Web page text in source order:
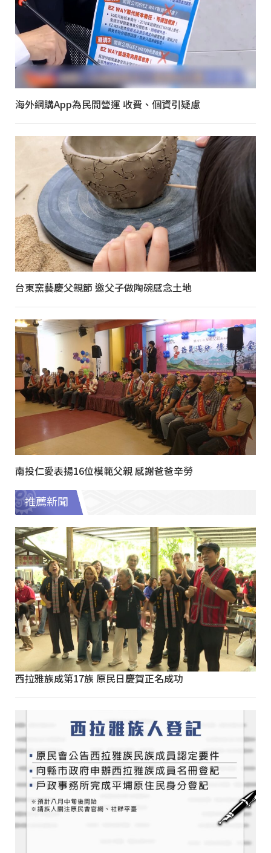
海外網購App為民間營運 收費、個資引疑慮
台東窯藝慶父親節 邀父子做陶碗感念土地
南投仁愛表揚16位模範父親 感謝爸爸辛勞
推薦新聞
西拉雅族成第17族 原民日慶賀正名成功